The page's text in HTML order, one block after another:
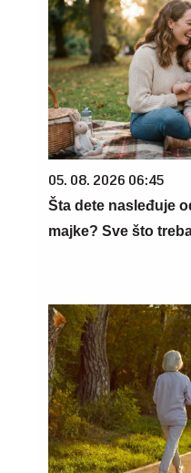
05. 08. 2026 06:45
Šta dete nasleđuje
majke? Sve što